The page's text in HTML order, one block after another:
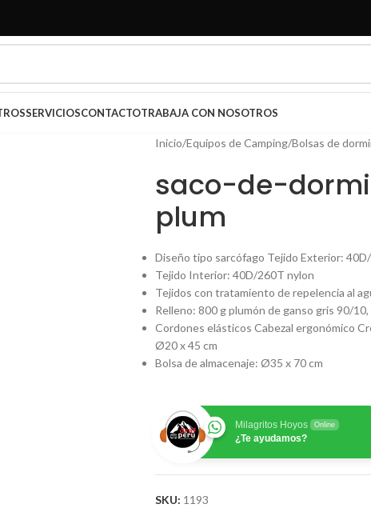
SERVICIOSCONTACTOTRABAJA CON NOSOTROS
Inicio/Equipos de Camping/Bolsas de
saco-de-
plum
Diseño tipo sarcófago Tejido Exterior:
Tejido Interior: 40D/260T nylon
Tejidos con tratamiento de repelencia al
Relleno: 800 g plumón de ganso gris 90/
Cordones elásticos Cabezal ergonómico
Ø20 x 45 cm
Bolsa de almacenaje: Ø35 x 70 cm
Milagritos Hoyos Online
¿Te ayudamos?
SKU: 1193